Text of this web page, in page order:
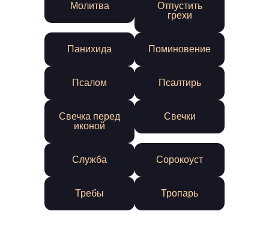
Молитва
Отпустить
грехи
Панихида Поминовение
Псалом Псалтирь
Свечка перед
иконой
Свечки
Служба Сорокоуст
Требы Тропарь